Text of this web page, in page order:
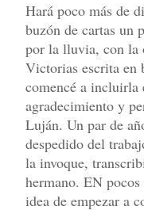
Hará poco más de
buzón de cartas un
por la lluvia, con la
Victorias escrita en
comencé a incluirla
agradecimiento y
Luján. Un par de
despedido del
la invoque,
hermano. EN
idea de empezar a